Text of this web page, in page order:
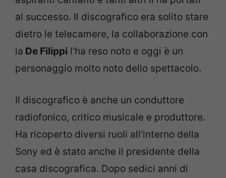
al successo. Il discografico era solito stare
dietro le telecamere, la collaborazione con
la De Filippi l’ha reso noto e oggi è un
personaggio molto noto dello spettacolo.
Il discografico è anche un conduttore
radiofonico, critico musicale e produttore.
Ha ricoperto diversi ruoli all’interno della
Sony ed è stato anche il presidente della
casa discografica. Dopo sedici anni di